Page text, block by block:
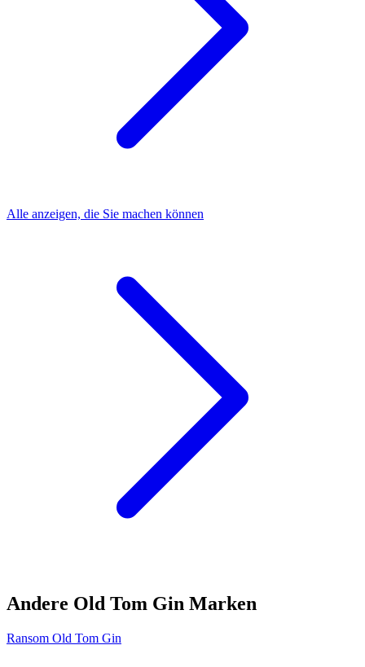
Alle anzeigen, die Sie machen können
Andere Old Tom Gin Marken
Ransom Old Tom Gin